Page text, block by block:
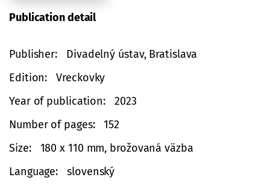
Publication detail
Publisher
Divadelný ústav, Bratislava
Edition
Vreckovky
Year of publication
2023
Number of pages
152
Size
180 x 110 mm, brožovaná väzba
Language
slovenský